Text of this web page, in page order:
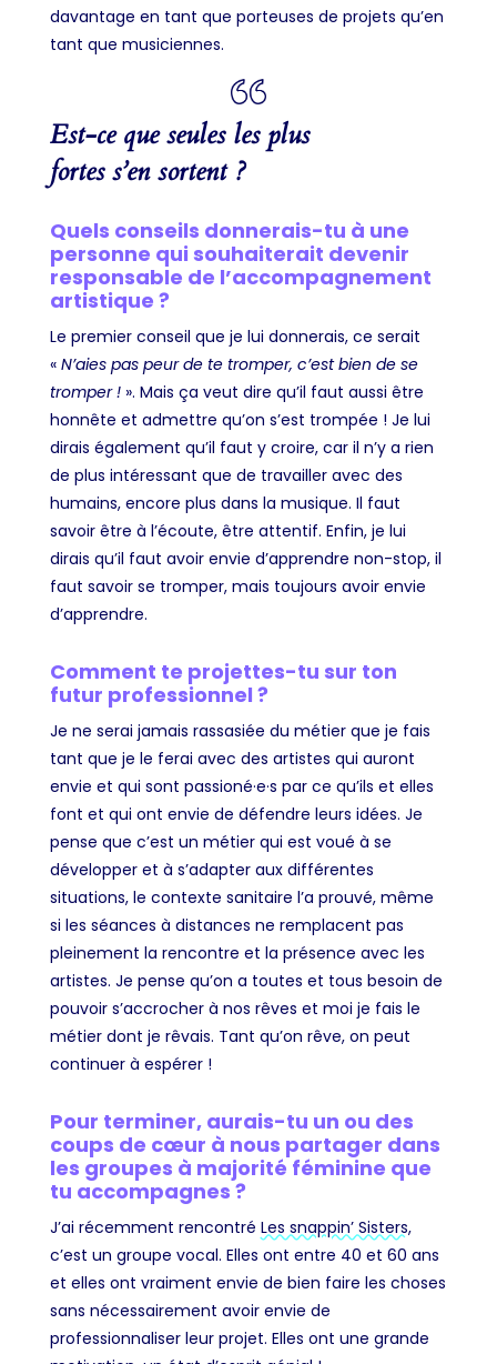
davantage en tant que porteuses de projets qu’en
tant que musiciennes.
Est-ce que seules les plus
fortes s’en sortent ?
Quels conseils donnerais-tu à une
personne qui souhaiterait devenir
responsable de l’accompagnement
artistique ?
Le premier conseil que je lui donnerais, ce serait
«N’aies pas peur de te tromper, c’est bien de se
tromper !». Mais ça veut dire qu’il faut aussi être
honnête et admettre qu’on s’est trompée ! Je lui
dirais également qu’il faut y croire, car il n’y a rien
de plus intéressant que de travailler avec des
humains, encore plus dans la musique. Il faut
savoir être à l’écoute, être attentif. Enfin, je lui
dirais qu’il faut avoir envie d’apprendre non-stop, il
faut savoir se tromper, mais toujours avoir envie
d’apprendre.
Comment te projettes-tu sur ton
futur professionnel ?
Je ne serai jamais rassasiée du métier que je fais
tant que je le ferai avec des artistes qui auront
envie et qui sont passioné·e·s par ce qu’ils et elles
font et qui ont envie de défendre leurs idées. Je
pense que c’est un métier qui est voué à se
développer et à s’adapter aux différentes
situations, le contexte sanitaire l’a prouvé, même
si les séances à distances ne remplacent pas
pleinement la rencontre et la présence avec les
artistes. Je pense qu’on a toutes et tous besoin de
pouvoir s’accrocher à nos rêves et moi je fais le
métier dont je rêvais. Tant qu’on rêve, on peut
continuer à espérer !
Pour terminer, aurais-tu un ou des
coups de cœur à nous partager dans
les groupes à majorité féminine que
tu accompagnes ?
J’ai récemment rencontré Les snappin’ Sisters,
c’est un groupe vocal. Elles ont entre 40 et 60 ans
et elles ont vraiment envie de bien faire les choses
sans nécessairement avoir envie de
professionnaliser leur projet. Elles ont une grande